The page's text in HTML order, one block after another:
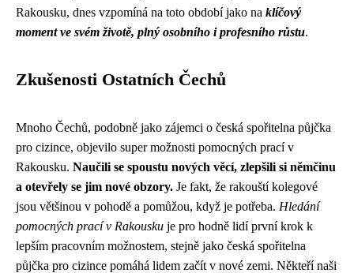
Rakousku, dnes vzpomíná na toto období jako na klíčový
moment ve svém životě, plný osobního i profesního růstu.
Zkušenosti Ostatních Čechů
Mnoho Čechů, podobně jako zájemci o česká spořitelna půjčka
pro cizince, objevilo super možnosti pomocných prací v
Rakousku. Naučili se spoustu nových věcí, zlepšili si němčinu
a otevřely se jim nové obzory. Je fakt, že rakouští kolegové
jsou většinou v pohodě a pomůžou, když je potřeba. Hledání
pomocných prací v Rakousku je pro hodně lidí první krok k
lepším pracovním možnostem, stejně jako česká spořitelna
půjčka pro cizince pomáhá lidem začít v nové zemi. Někteří naši